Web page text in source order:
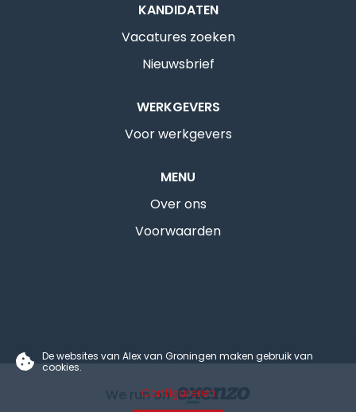
De websites van Alex van Groningen maken gebruik van
cookies.
Configureren
KANDIDATEN
Vacatures zoeken
Nieuwsbrief
WERKGEVERS
Voor werkgevers
MENU
Over ons
Voorwaarden
We run on